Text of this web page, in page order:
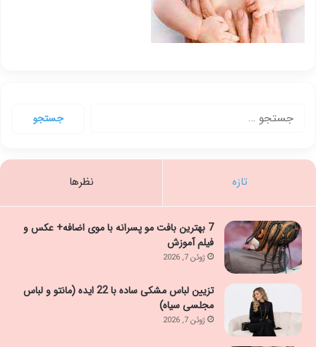
تازه نظرها
7 بهترین بافت مو پسرانه با موی اضافه+ عکس و
فیلم آموزش
ژوئن 7, 2026
تزیین لباس مشکی ساده با 22 ایده (مانتو و لباس
مجلسی سیاه)
ژوئن 7, 2026